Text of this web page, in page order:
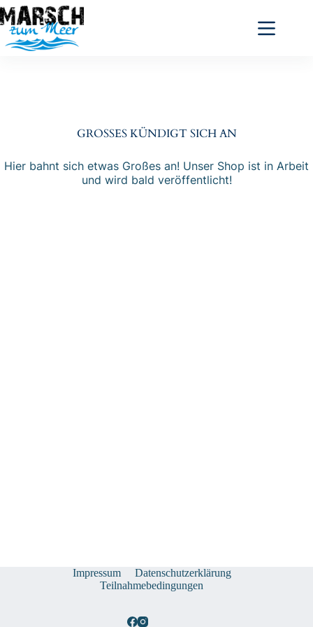
Zum
Inhalt
springen
GROSSES KÜNDIGT SICH AN
Hier bahnt sich etwas Großes an! Unser Shop ist in Arbeit
und wird bald veröffentlicht!
Impressum
Datenschutzerklärung
Teilnahmebedingungen